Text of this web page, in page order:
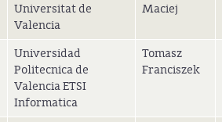
Universitat de
Valencia
Maciej
Universidad
Politecnica de
Valencia ETSI
Informatica
Tomasz
Franciszek